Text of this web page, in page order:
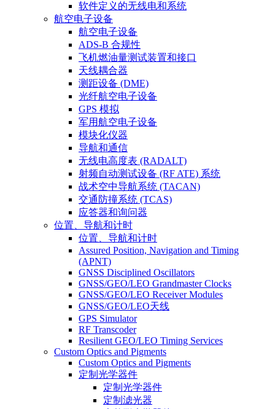
软件定义的无线电和系统
航空电子设备
航空电子设备
ADS-B 合规性
飞机燃油量测试装置和接口
天线耦合器
测距设备 (DME)
光纤航空电子设备
GPS 模拟
军用航空电子设备
模块化仪器
导航和通信
无线电高度表 (RADALT)
射频自动测试设备 (RF ATE) 系统
战术空中导航系统 (TACAN)
交通防撞系统 (TCAS)
应答器和询问器
位置、导航和计时
位置、导航和计时
Assured Position, Navigation and Timing
(APNT)
GNSS Disciplined Oscillators
GNSS/GEO/LEO Grandmaster Clocks
GNSS/GEO/LEO Receiver Modules
GNSS/GEO/LEO天线
GPS Simulator
RF Transcoder
Resilient GEO/LEO Timing Services
Custom Optics and Pigments
Custom Optics and Pigments
定制光学器件
定制光学器件
定制滤光器